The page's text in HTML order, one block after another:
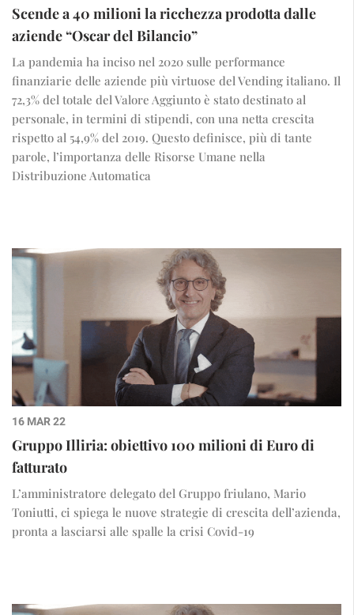
Scende a 40 milioni la ricchezza prodotta dalle
aziende “Oscar del Bilancio”
La pandemia ha inciso nel 2020 sulle performance
finanziarie delle aziende più virtuose del Vending italiano. Il
72,3% del totale del Valore Aggiunto è stato destinato al
personale, in termini di stipendi, con una netta crescita
rispetto al 54,9% del 2019. Questo definisce, più di tante
parole, l’importanza delle Risorse Umane nella
Distribuzione Automatica
16 MAR 22
Gruppo Illiria: obiettivo 100 milioni di Euro di
fatturato
L’amministratore delegato del Gruppo friulano, Mario
Toniutti, ci spiega le nuove strategie di crescita dell’azienda,
pronta a lasciarsi alle spalle la crisi Covid-19